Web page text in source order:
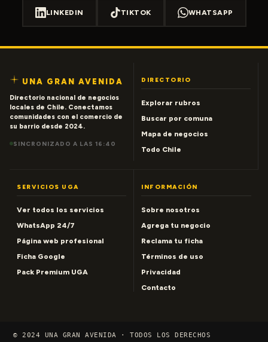
LINKEDIN TIKTOK WHATSAPP
UNA GRAN AVENIDA
Directorio nacional de negocios
locales de Chile. Conectamos
comunidades con el comercio de
su barrio desde 2024.
SINCRONIZADO A LAS 16:40
DIRECTORIO
Explorar rubros
Buscar por comuna
Mapa de negocios
Todo Chile
SERVICIOS UGA
Ver todos los servicios
WhatsApp 24/7
Página web profesional
Ficha Google
Pack Premium UGA
INFORMACIÓN
Sobre nosotros
Agrega tu negocio
Reclama tu ficha
Términos de uso
Privacidad
Contacto
© 2024 UNA GRAN AVENIDA · TODOS LOS DERECHOS